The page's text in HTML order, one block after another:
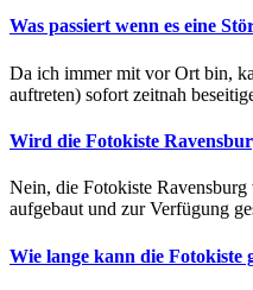
Was passiert wenn es eine
Da ich immer mit vor Ort bin,
auftreten) sofort zeitnah
Wird die Fotokiste
Nein, die Fotokiste
aufgebaut und zur Verfügung
Wie lange kann die Fotokiste